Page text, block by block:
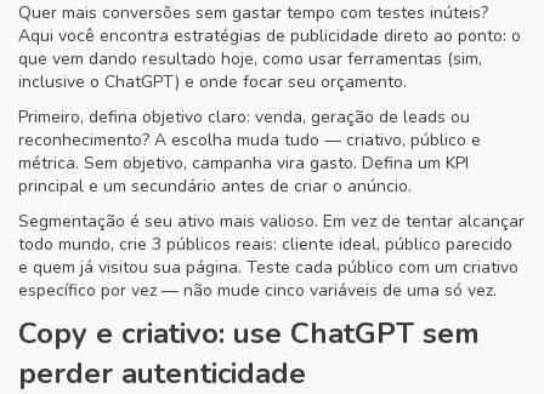
Quer mais conversões sem gastar tempo com testes inúteis?
Aqui você encontra estratégias de publicidade direto ao ponto: o
que vem dando resultado hoje, como usar ferramentas (sim,
inclusive o ChatGPT) e onde focar seu orçamento.
Primeiro, defina objetivo claro: venda, geração de leads ou
reconhecimento? A escolha muda tudo — criativo, público e
métrica. Sem objetivo, campanha vira gasto. Defina um KPI
principal e um secundário antes de criar o anúncio.
Segmentação é seu ativo mais valioso. Em vez de tentar alcançar
todo mundo, crie 3 públicos reais: cliente ideal, público parecido
e quem já visitou sua página. Teste cada público com um criativo
específico por vez — não mude cinco variáveis de uma só vez.
Copy e criativo: use ChatGPT sem
perder autenticidade